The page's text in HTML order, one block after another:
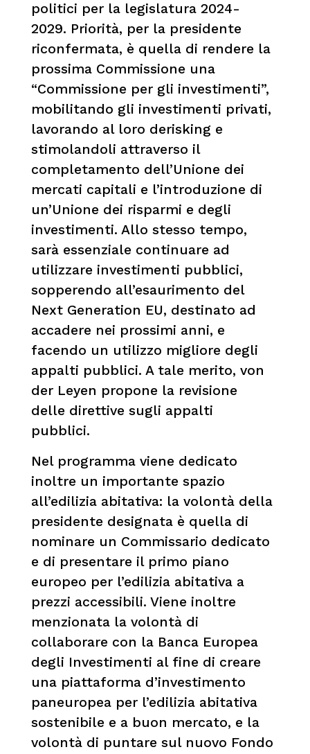
politici per la legislatura 2024-
2029. Priorità, per la presidente
riconfermata, è quella di rendere la
prossima Commissione una
“Commissione per gli investimenti”,
mobilitando gli investimenti privati,
lavorando al loro derisking e
stimolandoli attraverso il
completamento dell’Unione dei
mercati capitali e l’introduzione di
un’Unione dei risparmi e degli
investimenti. Allo stesso tempo,
sarà essenziale continuare ad
utilizzare investimenti pubblici,
sopperendo all’esaurimento del
Next Generation EU, destinato ad
accadere nei prossimi anni, e
facendo un utilizzo migliore degli
appalti pubblici. A tale merito, von
der Leyen propone la revisione
delle direttive sugli appalti
pubblici.
Nel programma viene dedicato
inoltre un importante spazio
all’edilizia abitativa: la volontà della
presidente designata è quella di
nominare un Commissario dedicato
e di presentare il primo piano
europeo per l’edilizia abitativa a
prezzi accessibili. Viene inoltre
menzionata la volontà di
collaborare con la Banca Europea
degli Investimenti al fine di creare
una piattaforma d’investimento
paneuropea per l’edilizia abitativa
sostenibile e a buon mercato, e la
volontà di puntare sul nuovo Fondo